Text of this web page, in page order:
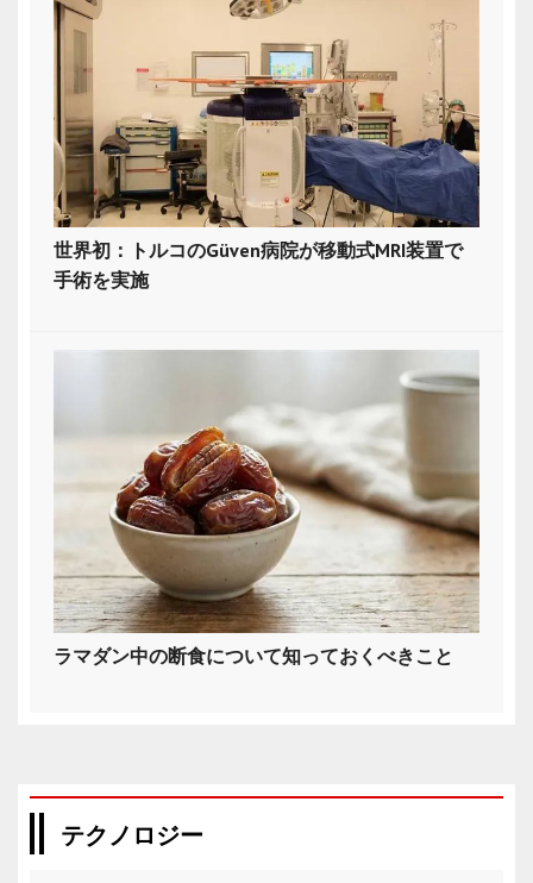
世界初：トルコのGüven病院が移動式MRI装置で
手術を実施
ラマダン中の断食について知っておくべきこと
テクノロジー